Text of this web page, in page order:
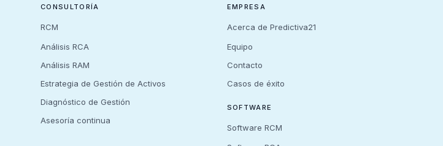
CONSULTORÍA
RCM
Análisis RCA
Análisis RAM
Estrategia de Gestión de Activos
Diagnóstico de Gestión
Asesoría continua
EMPRESA
Acerca de Predictiva21
Equipo
Contacto
Casos de éxito
SOFTWARE
Software RCM